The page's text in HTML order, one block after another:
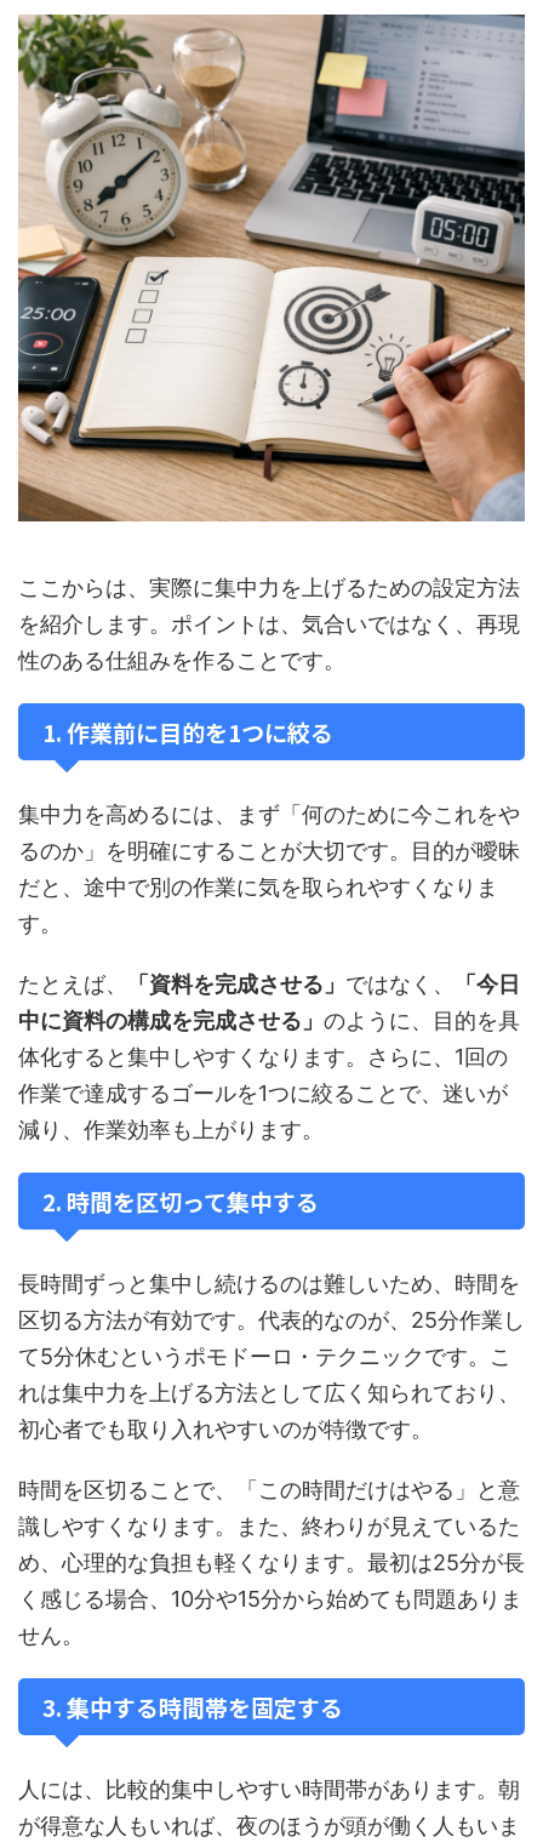
ここからは、実際に集中力を上げるための設定方法
を紹介します。ポイントは、気合いではなく、再現
性のある仕組みを作ることです。
1. 作業前に目的を1つに絞る
集中力を高めるには、まず「何のために今これをや
るのか」を明確にすることが大切です。目的が曖昧
だと、途中で別の作業に気を取られやすくなりま
す。
たとえば、 「資料を完成させる」 ではなく、
「今日
中に資料の構成を完成させる」 のように、目的を具
体化すると集中しやすくなります。さらに、1回の
作業で達成するゴールを1つに絞ることで、迷いが
減り、作業効率も上がります。
2. 時間を区切って集中する
長時間ずっと集中し続けるのは難しいため、時間を
区切る方法が有効です。代表的なのが、25分作業し
て5分休むというポモドーロ・テクニックです。こ
れは集中力を上げる方法として広く知られており、
初心者でも取り入れやすいのが特徴です。
時間を区切ることで、「この時間だけはやる」と意
識しやすくなります。また、終わりが見えているた
め、心理的な負担も軽くなります。最初は25分が長
く感じる場合、10分や15分から始めても問題ありま
せん。
3. 集中する時間帯を固定する
人には、比較的集中しやすい時間帯があります。朝
が得意な人もいれば、夜のほうが頭が働く人もいま